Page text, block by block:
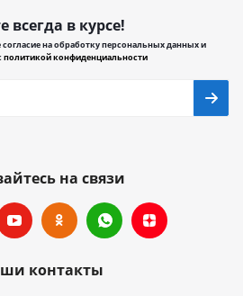
всегда в курсе!
на обработку персональных данных и
политикой конфиденциальности
на связи
контакты